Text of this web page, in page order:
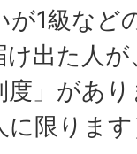
が1級など
出た人
」があ
に限りま